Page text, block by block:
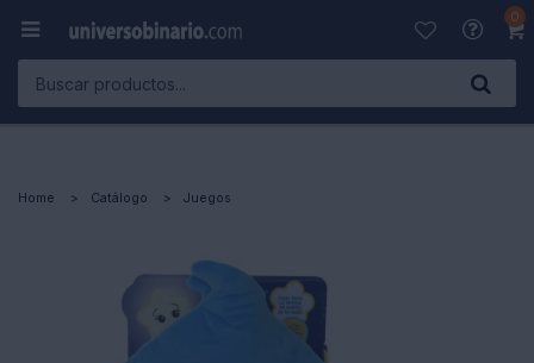
0

Home Catálogo Juegos